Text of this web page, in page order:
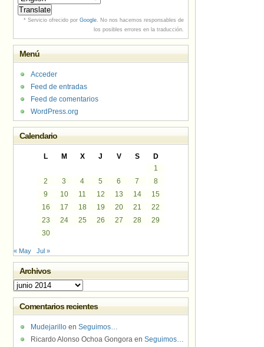
* Servicio ofrecido por Google. No nos hacemos responsables de
los posibles errores en la traducción.
Menú
Acceder
Feed de entradas
Feed de comentarios
WordPress.org
Calendario
L M X J V S
D
1
2
3 4 5 6 7
8
9
10 11 12 13 14
15
16
17 18 19 20 21
22
23
24 25 26 27 28
29
30
« May Jul »
Archivos
Archivos
Comentarios recientes
Mudejarillo en Seguimos…
Ricardo Alonso Ochoa Gongora en Seguimos…